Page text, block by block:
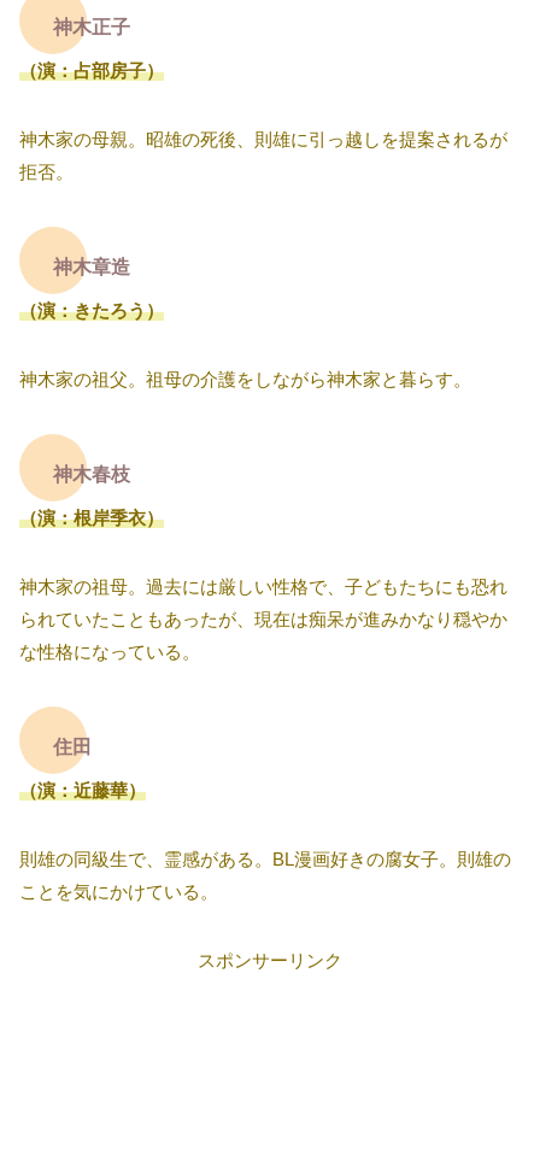
神木正子
（演：占部房子）
神木家の母親。昭雄の死後、則雄に引っ越しを提案されるが
拒否。
神木章造
（演：きたろう）
神木家の祖父。祖母の介護をしながら神木家と暮らす。
神木春枝
（演：根岸季衣）
神木家の祖母。過去には厳しい性格で、子どもたちにも恐れ
られていたこともあったが、現在は痴呆が進みかなり穏やか
な性格になっている。
住田
（演：近藤華）
則雄の同級生で、霊感がある。BL漫画好きの腐女子。則雄の
ことを気にかけている。
スポンサーリンク